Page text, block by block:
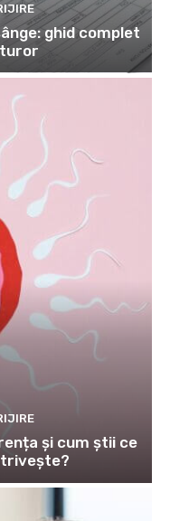
ghid complet
și cum știi ce